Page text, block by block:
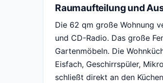
Raumaufteilung und
Die 62 qm große Wohnung
und CD-Radio. Das große
Gartenmöbeln. Die
Eisfach, Geschirrspüler,
schließt direkt an den